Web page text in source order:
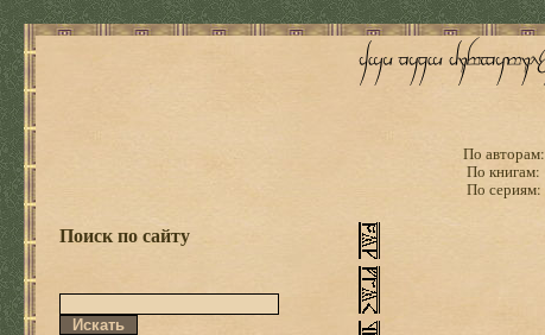
По авторам:
По книгам:
По сериям:
Поиск по сайту